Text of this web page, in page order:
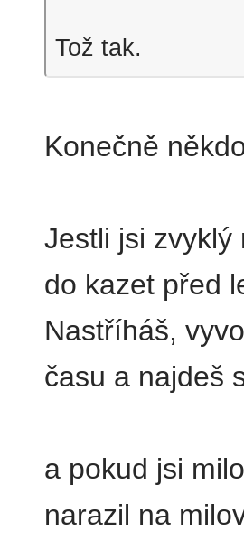
Tož tak.
Konečně
Jestli jsi zvyklý
do kazet před
Nastříháš,
času a najdeš
a pokud jsi
narazil na